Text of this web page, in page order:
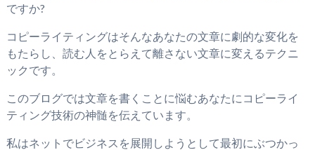
ですか?
コピーライティングはそんなあなたの文章に劇的な変化を
もたらし、読む人をとらえて離さない文章に変えるテクニ
ックです。
このブログでは文章を書くことに悩むあなたにコピーライ
ティング技術の神髄を伝えています。
私はネットでビジネスを展開しようとして最初にぶつかっ